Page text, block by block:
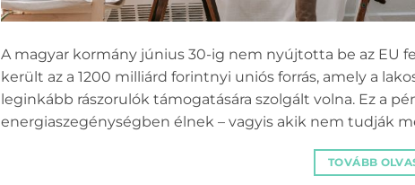
A magyar kormány június 30-ig nem nyújtotta be az EU
került az a 1200 milliárd forintnyi uniós forrás, amely a
leginkább rászorulók támogatására szolgált volna. Ez a
energiaszegénységben élnek – vagyis akik nem tudják
TOVÁBB